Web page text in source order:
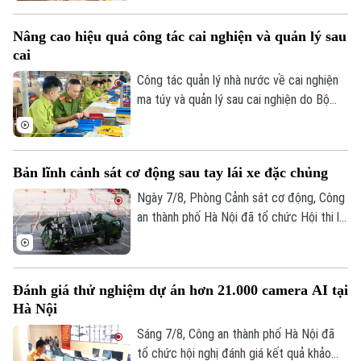
Tư vấn sức khỏe
Golf
Tin tức
Điện ảnh
Thời trang
Âm nhạc
Đã phát sóng
thông tin về kết quả triển khai Chiến dịch
tập và xác định danh tính hài cốt liệt sĩ"
trên địa bàn Thủ đô.
Nâng cao hiệu quả công tác cai nghiện và quản lý sau
cai
Công tác quản lý nhà nước về cai nghiện
ma túy và quản lý sau cai nghiện do Bộ
Bản lĩnh cảnh sát cơ động sau tay lái xe đặc chủng
Ngày 7/8, Phòng Cảnh sát cơ động, Công
an thành phố Hà Nội đã tổ chức Hội thi lái
năng xử lý tình huống phức tạp, khẳng
đấu.
Đánh giá thử nghiệm dự án hơn 21.000 camera AI tại
Hà Nội
Sáng 7/8, Công an thành phố Hà Nội đã
tổ chức hội nghị đánh giá kết quả khảo